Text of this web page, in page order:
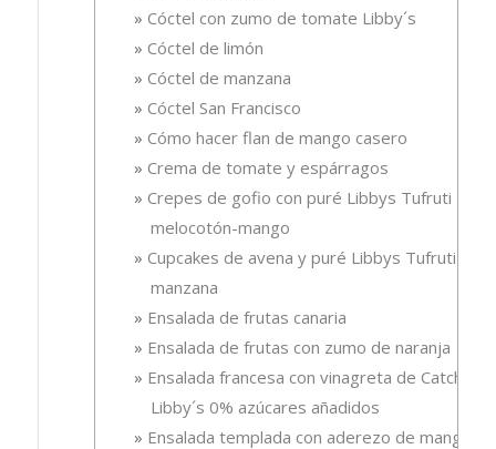
Cóctel con zumo de tomate Libby´s
Cóctel de limón
Cóctel de manzana
Cóctel San Francisco
Cómo hacer flan de mango casero
Crema de tomate y espárragos
Crepes de gofio con puré Libbys Tufruti
melocotón-mango
Cupcakes de avena y puré Libbys Tufruti de
manzana
Ensalada de frutas canaria
Ensalada de frutas con zumo de naranja
Ensalada francesa con vinagreta de Catchup
Libby´s 0% azúcares añadidos
Ensalada templada con aderezo de mango